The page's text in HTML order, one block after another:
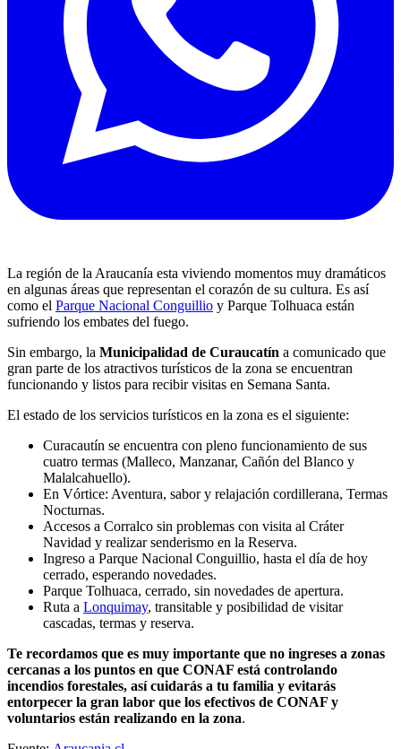
La región de la Araucanía esta viviendo momentos muy dramáticos
en algunas áreas que representan el corazón de su cultura. Es así
como el Parque Nacional Conguillio y Parque Tolhuaca están
sufriendo los embates del fuego.
Sin embargo, la Municipalidad de Curaucatín a comunicado que
gran parte de los atractivos turísticos de la zona se encuentran
funcionando y listos para recibir visitas en Semana Santa.
El estado de los servicios turísticos en la zona es el siguiente:
Curacautín se encuentra con pleno funcionamiento de sus
cuatro termas (Malleco, Manzanar, Cañón del Blanco y
Malalcahuello).
En Vórtice: Aventura, sabor y relajación cordillerana, Termas
Nocturnas.
Accesos a Corralco sin problemas con visita al Cráter
Navidad y realizar senderismo en la Reserva.
Ingreso a Parque Nacional Conguillio, hasta el día de hoy
cerrado, esperando novedades.
Parque Tolhuaca, cerrado, sin novedades de apertura.
Ruta a Lonquimay, transitable y posibilidad de visitar
cascadas, termas y reserva.
Te recordamos que es muy importante que no ingreses a zonas
cercanas a los puntos en que CONAF está controlando
incendios forestales, así cuidarás a tu familia y evitarás
entorpecer la gran labor que los efectivos de CONAF y
voluntarios están realizando en la zona.